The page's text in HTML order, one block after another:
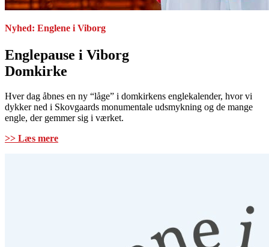
Nyhed: Englene i Viborg
Englepause i Viborg
Domkirke
Hver dag åbnes en ny “låge” i domkirkens englekalender, hvor vi
dykker ned i Skovgaards monumentale udsmykning og de mange
engle, der gemmer sig i værket.
>> Læs mere